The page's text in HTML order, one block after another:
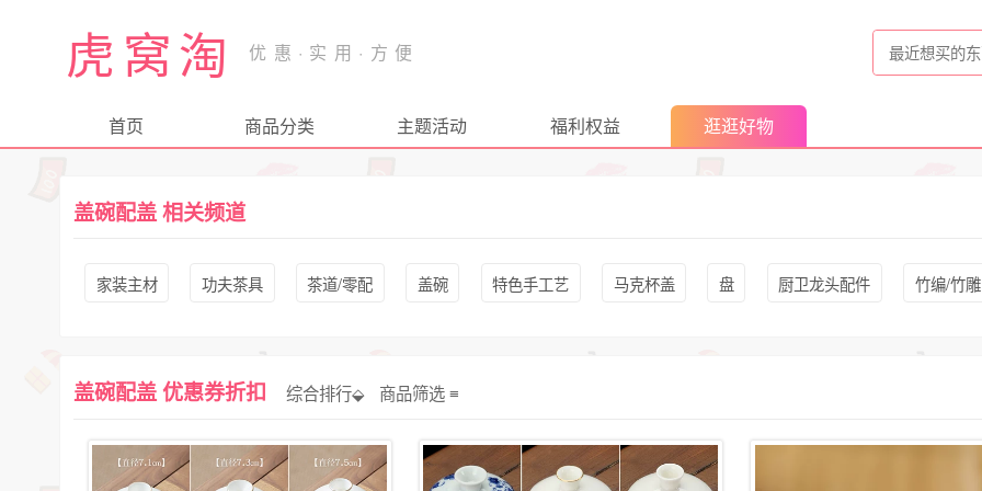
虎窝淘
首页 商品分类 主题活动 福利权益 逛逛好物
盖碗配盖 相关频道
家装主材 功夫茶具 茶道/零配 盖碗 特色手工艺 马克杯盖 盘 厨卫龙头配件 竹编/竹雕
盖碗配盖 优惠券折扣 综合排行⬙ 商品筛选